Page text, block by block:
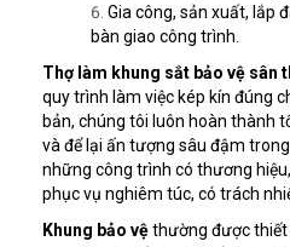
Gia công, sản xuất, lắp
bàn giao công trình.
Thợ làm khung sắt bảo vệ sân
quy trình làm việc kép kín đúng
bản, chúng tôi luôn hoàn thành
và để lại ấn tượng sâu đậm
những công trình có thương
phục vụ nghiêm túc, có trách
Khung bảo vệthường được